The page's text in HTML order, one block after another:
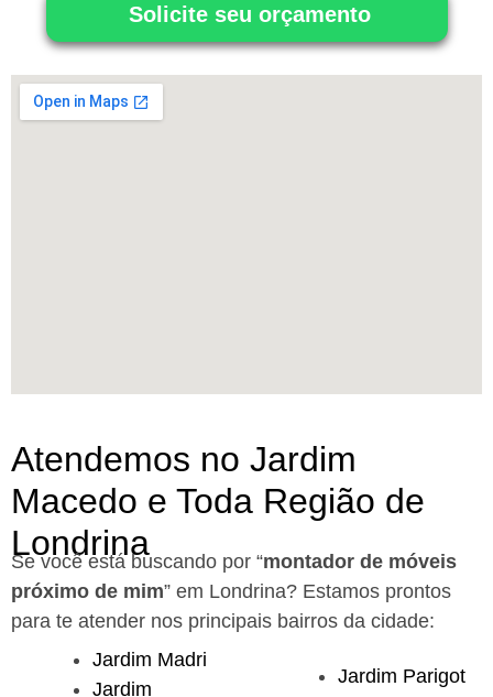
Solicite seu orçamento
Atendemos no Jardim
Macedo e Toda Região de
Londrina
Se você está buscando por “montador de móveis
próximo de mim” em Londrina? Estamos prontos
para te atender nos principais bairros da cidade:
Jardim Madri
Jardim
Jardim Parigot